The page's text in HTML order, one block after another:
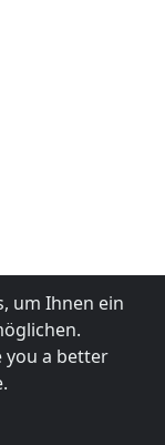
um Ihnen ein
you a better